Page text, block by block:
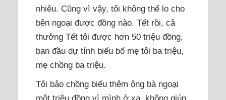
nhiêu. Cũng vì vậy, tôi không thể lo cho
bên ngoại được đồng nào. Tết rồi, cả
thưởng Tết tôi được hơn 50 triệu đồng,
ban đầu dự tính biếu bố mẹ tôi ba triệu,
mẹ chồng ba triệu.
Tôi bảo chồng biếu thêm ông bà ngoại